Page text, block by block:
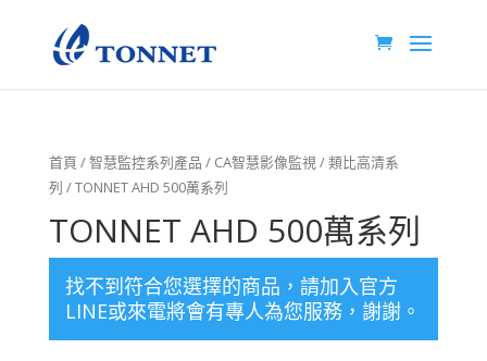
首頁 /智慧監控系列產品 / CA智慧影像監視/類比高清系
列 / TONNET AHD 500萬系列
TONNET AHD 500萬系列
找不到符合您選擇的商品，請加入官方
LINE或來電將會有專人為您服務，謝謝。